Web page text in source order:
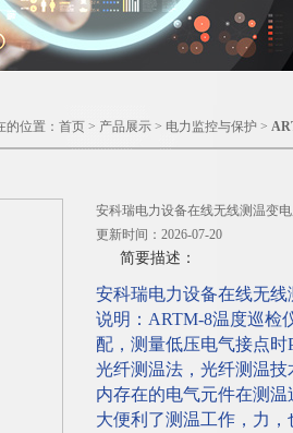
的位置： 首页 > 产品展示 > 电力监控与保护 >
安科瑞电力设备在线无线测温变
更新时间：2026-07-20
简要描述：
安科瑞电力设备在线无线
说明：ARTM-8温度巡检
配，测量低压电气接点时
光纤测温法，光纤测温
内存在的电气元件在测
大便利了测温工作，力